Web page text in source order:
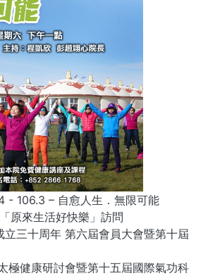
- 106.3 – 自愈人生．無限可能
原來生活好快樂」訪問
立三十周年 第六屆會員大會暨第十屆
極健康研討會暨第十五屆國際氣功科